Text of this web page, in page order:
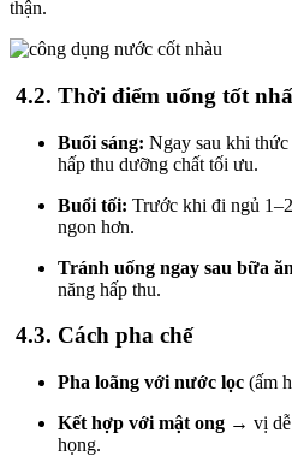
thận.
4.2. Thời điểm uống tốt
Buổi sáng: Ngay sau khi
hấp thu dưỡng chất tối ưu.
Buổi tối: Trước khi đi ngủ
ngon hơn.
Tránh uống ngay sau bữa
năng hấp thu.
4.3. Cách pha chế
Pha loãng với nước lọc (ấm
Kết hợp với mật ong → vị dễ
họng.